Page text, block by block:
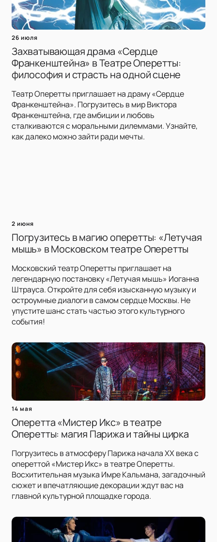
26 июля
Захватывающая драма «Сердце
Франкенштейна» в Театре Оперетты:
философия и страсть на одной сцене
Театр Оперетты приглашает на драму «Сердце
Франкенштейна». Погрузитесь в мир Виктора
Франкенштейна, где амбиции и любовь
сталкиваются с моральными дилеммами. Узнайте,
как далеко можно зайти ради мечты.
2 июня
Погрузитесь в магию оперетты: «Летучая
мышь» в Московском театре Оперетты
Московский театр Оперетты приглашает на
легендарную постановку «Летучая мышь» Иоганна
Штрауса. Откройте для себя изысканную музыку и
остроумные диалоги в самом сердце Москвы. Не
упустите шанс стать частью этого культурного
события!
14 мая
Оперетта «Мистер Икс» в театре
Оперетты: магия Парижа и тайны цирка
Погрузитесь в атмосферу Парижа начала XX века с
опереттой «Мистер Икс» в театре Оперетты.
Восхитительная музыка Имре Кальмана, загадочный
сюжет и впечатляющие декорации ждут вас на
главной культурной площадке города.